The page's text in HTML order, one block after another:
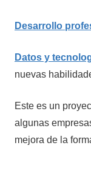
Desarrollo
Datos y
nuevas
Este es un
algunas
mejora de la